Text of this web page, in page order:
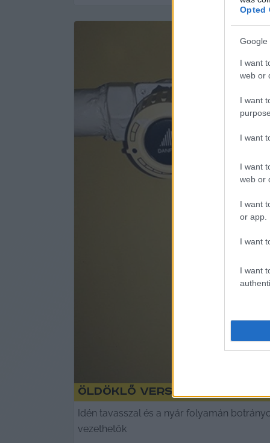
Opted
Google
I want
web or
I want
I want
I want
web or
I want
or app.
I want
I want
Öldöklő verseny és
Idén tavasszal és a nyár folyamán
vezethetők